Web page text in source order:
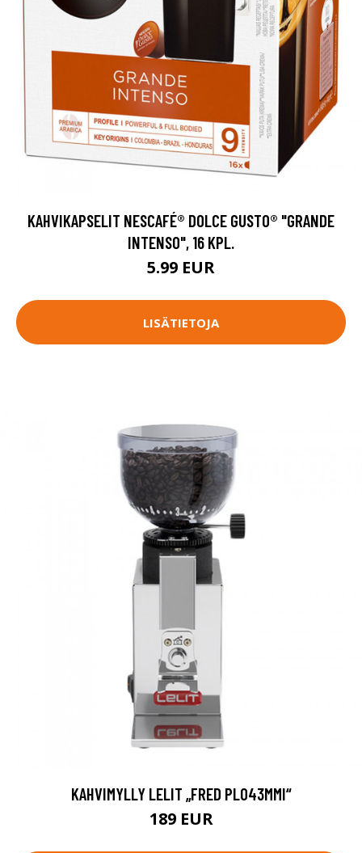
KAHVIKAPSELIT NESCAFÉ® DOLCE GUSTO® "GRANDE
INTENSO", 16 KPL.
5.99 EUR
LISÄTIETOJA
KAHVIMYLLY LELIT „FRED PL043MMI“
189 EUR